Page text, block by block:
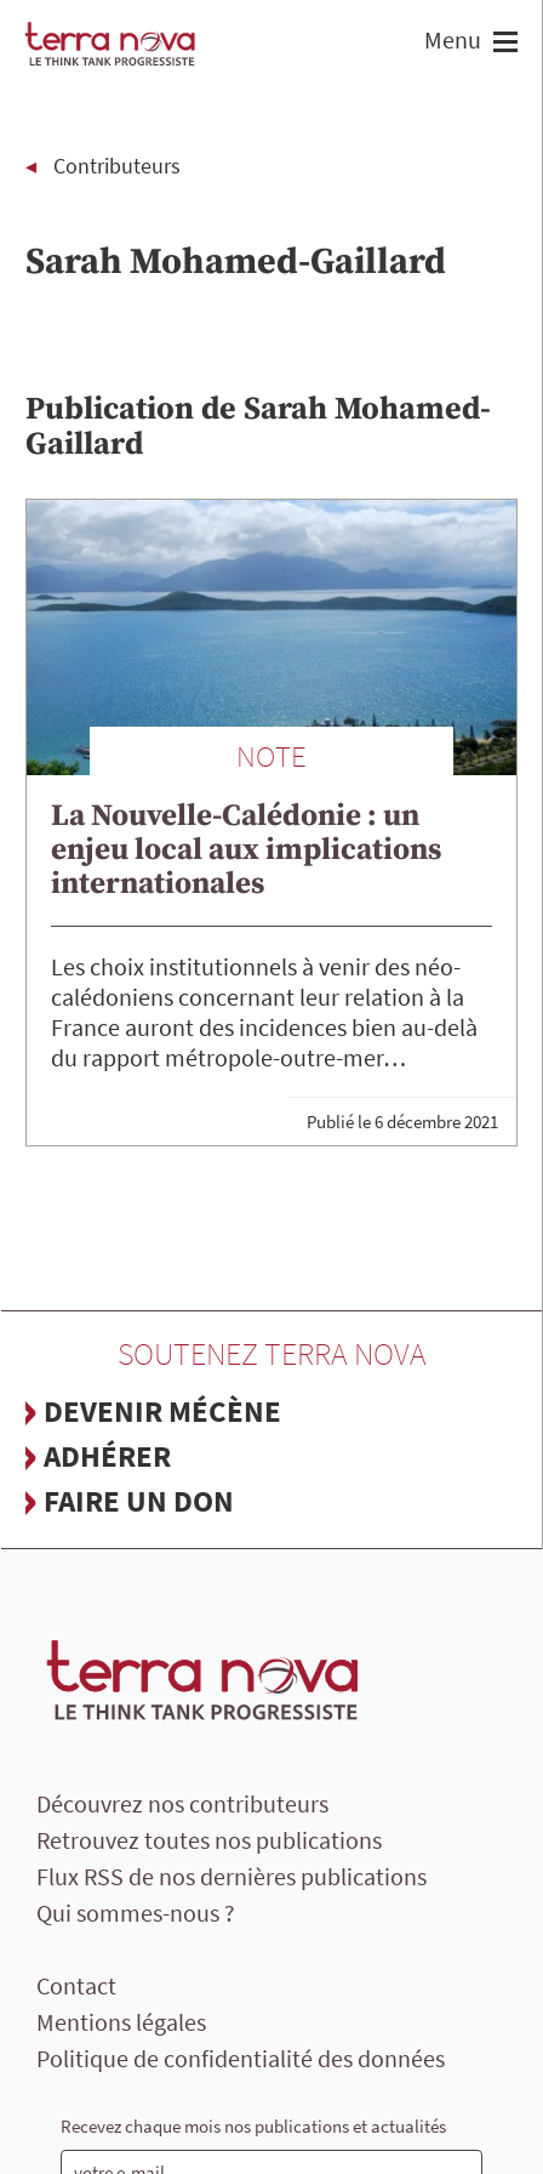
Contributeurs
Sarah Mohamed-Gaillard
Publication de Sarah Mohamed-
Gaillard
NOTE
La Nouvelle-Calédonie : un
enjeu local aux implications
internationales
Les choix institutionnels à venir des néo-
calédoniens concernant leur relation à la
France auront des incidences bien au-delà
du rapport métropole-outre-mer…
Publié le6 décembre 2021
SOUTENEZ TERRA NOVA
DEVENIR MÉCÈNE
ADHÉRER
FAIRE UN DON
Découvrez nos contributeurs
Retrouvez toutes nos publications
Flux RSS de nos dernières publications
Qui sommes-nous ?
Contact
Mentions légales
Politique de confidentialité des données
Recevez chaque mois nos publications et actualités